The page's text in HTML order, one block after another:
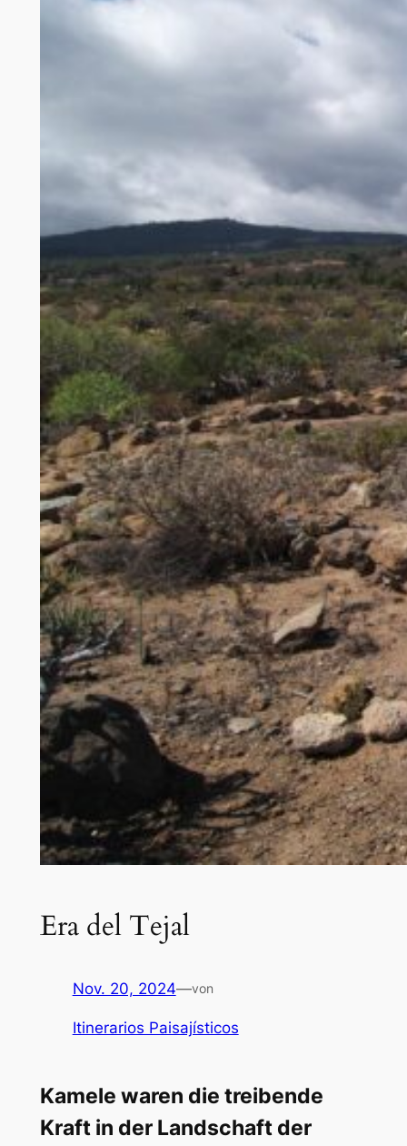
Era del Tejal
Nov. 20, 2024—von
Itinerarios Paisajísticos
Kamele waren die treibende
Kraft in der Landschaft der